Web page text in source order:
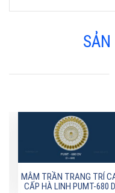
MÂM TRẦN TRANG TRÍ
CẤP HÀ LINH PUMT-680